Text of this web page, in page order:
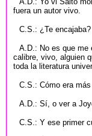
fuera un autor vivo.
C.S.: ¿Te encajaba?
A.D.: No es que me
calibre, vivo, alguien
toda la literatura
C.S.: Cómo era
A.D.: Sí, o ver a
C.S.: Y ese primer